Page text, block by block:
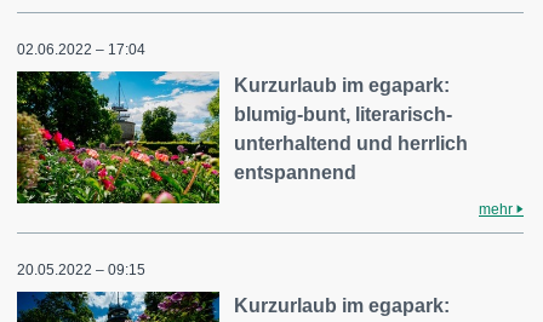
02.06.2022 – 17:04
Kurzurlaub im egapark:
blumig-bunt, literarisch-
unterhaltend und herrlich
entspannend
mehr
20.05.2022 – 09:15
Kurzurlaub im egapark: